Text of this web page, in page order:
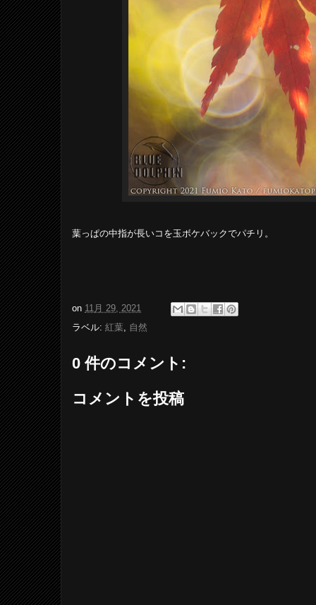
葉っぱの中指が長いコを玉ボケバックでパチリ。
on 11月 29, 2021
ラベル: 紅葉, 自然
0 件のコメント:
コメントを投稿